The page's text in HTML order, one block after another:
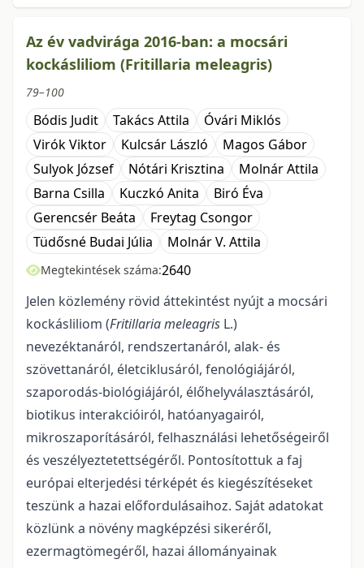
Az év vadvirága 2016-ban: a mocsári
kockásliliom (Fritillaria meleagris)
79–100
Bódis Judit Takács Attila
Óvári Miklós
Virók Viktor
Kulcsár László
Magos Gábor
Sulyok József
Nótári Krisztina
Molnár Attila
Barna Csilla
Kuczkó Anita
Biró Éva
Gerencsér Beáta
Freytag Csongor
Tüdősné Budai Júlia
Molnár V. Attila
Megtekintések száma:2640
Jelen közlemény rövid áttekintést nyújt a mocsári
kockásliliom (Fritillaria meleagris L.)
nevezéktanáról, rendszertanáról, alak- és
szövettanáról, életciklusáról, fenológiájáról,
szaporodás-biológiájáról, élőhelyválasztásáról,
biotikus interakcióiról, hatóanyagairól,
mikroszaporításáról, felhasználási lehetőségeiről
és veszélyeztetettségéről. Pontosítottuk a faj
európai elterjedési térképét és kiegészítéseket
teszünk a hazai előfordulásaihoz. Saját adatokat
közlünk a növény magképzési sikeréről,
ezermagtömegéről, hazai állományainak